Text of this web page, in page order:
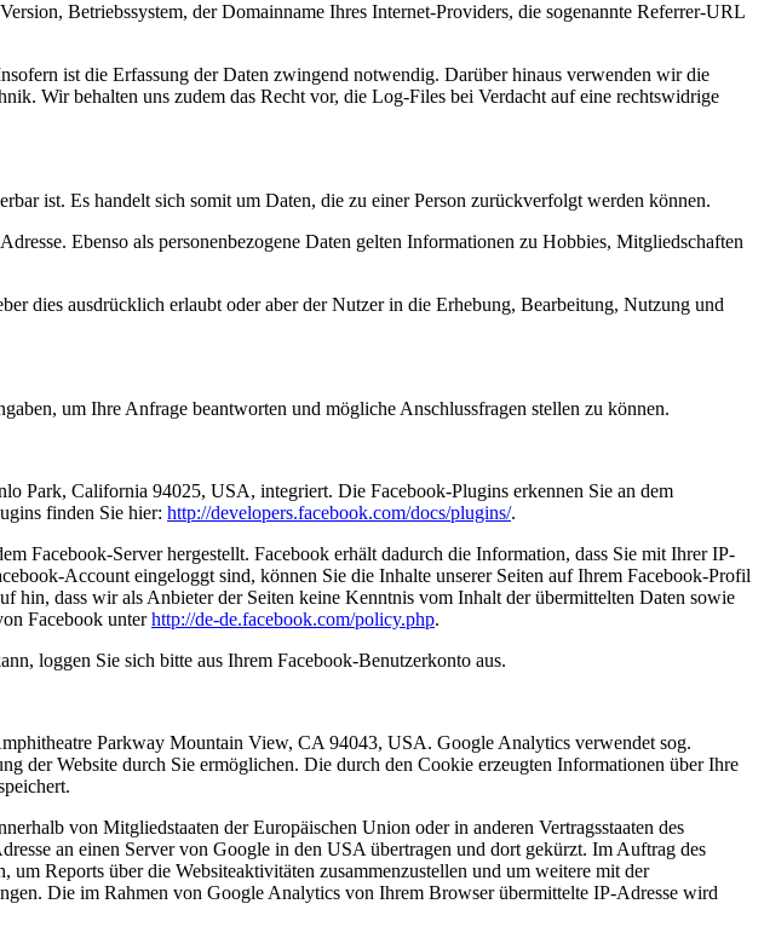
Betriebssystem, der Domainname Ihres Internet-Providers, die sogenannte Referrer-URL
ist die Erfassung der Daten zwingend notwendig. Darüber hinaus verwenden wir die
Wir behalten uns zudem das Recht vor, die Log-Files bei Verdacht auf eine rechtswidrige
ist. Es handelt sich somit um Daten, die zu einer Person zurückverfolgt werden können.
Ebenso als personenbezogene Daten gelten Informationen zu Hobbies, Mitgliedschaften
dies ausdrücklich erlaubt oder aber der Nutzer in die Erhebung, Bearbeitung, Nutzung und
um Ihre Anfrage beantworten und mögliche Anschlussfragen stellen zu können.
Park, California 94025, USA, integriert. Die Facebook-Plugins erkennen Sie an dem
finden Sie hier: http://developers.facebook.com/docs/plugins/.
Facebook-Server hergestellt. Facebook erhält dadurch die Information, dass Sie mit Ihrer IP-
Account eingeloggt sind, können Sie die Inhalte unserer Seiten auf Ihrem Facebook-Profil
hin, dass wir als Anbieter der Seiten keine Kenntnis vom Inhalt der übermittelten Daten sowie
Facebook unterhttp://de-de.facebook.com/policy.php.
loggen Sie sich bitte aus Ihrem Facebook-Benutzerkonto aus.
Parkway Mountain View, CA 94043, USA. Google Analytics verwendet sog.
der Website durch Sie ermöglichen. Die durch den Cookie erzeugten Informationen über Ihre
von Mitgliedstaaten der Europäischen Union oder in anderen Vertragsstaaten des
an einen Server von Google in den USA übertragen und dort gekürzt. Im Auftrag des
Reports über die Websiteaktivitäten zusammenzustellen und um weitere mit der
Die im Rahmen von Google Analytics von Ihrem Browser übermittelte IP-Adresse wird